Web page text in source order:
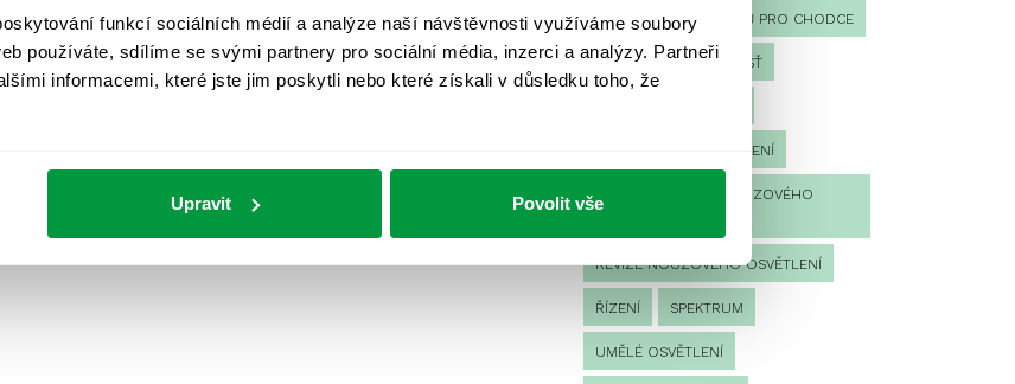
funkcí sociálních médií a analýze naší návštěvnosti využíváme soubory
používáte, sdílíme se svými partnery pro sociální média, inzerci a analýzy. Partneři
informacemi, které jste jim poskytli nebo které získali v důsledku toho, že
Upravit Povolit vše
OSVĚTLENÍ PŘECHODŮ PRO CHODCE
OSVĚTLENÍ SPORTOVIŠŤ
PROTIPANICKÉ OSVĚTLENÍ
PROVOZNÍ DENÍK NOUZOVÉHO
REVIZE NOUZOVÉHO OSVĚTLENÍ
ŘÍZENÍ SPEKTRUM
UMĚLÉ OSVĚTLENÍ